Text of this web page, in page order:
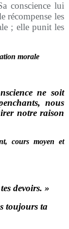
conscience lui
récompense les
; elle punit les
morale
ne soit
nous
notre raison
cours moyen et
devoirs. »
toujours ta